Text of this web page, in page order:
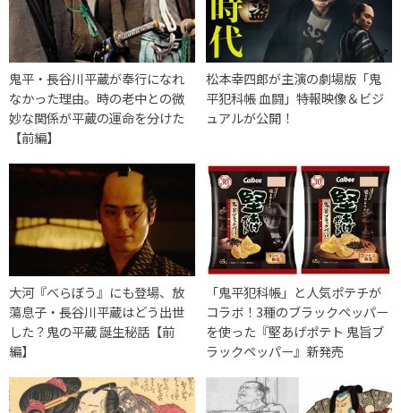
鬼平・長谷川平蔵が奉行になれ
なかった理由。時の老中との微
妙な関係が平蔵の運命を分けた
【前編】
松本幸四郎が主演の劇場版「鬼
平犯科帳 血闘」特報映像＆ビジ
ュアルが公開！
大河『べらぼう』にも登場、放
蕩息子・長谷川平蔵はどう出世
した？鬼の平蔵 誕生秘話【前
編】
「鬼平犯科帳」と人気ポテチが
コラボ！3種のブラックペッパー
を使った『堅あげポテト 鬼旨ブ
ラックペッパー』新発売